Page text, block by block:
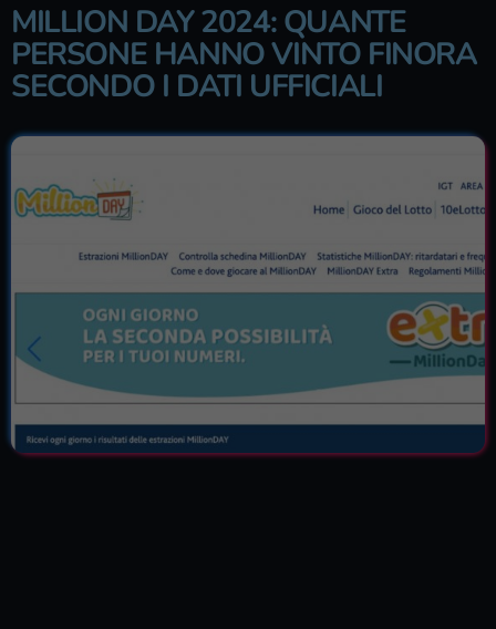
MILLION DAY 2024: QUANTE
PERSONE HANNO VINTO FINORA
SECONDO I DATI UFFICIALI